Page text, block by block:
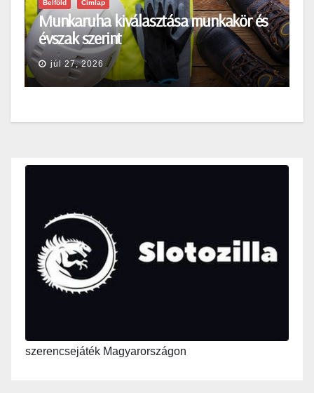
Belföld Címlap
Munkaruha kiválasztása munkakör és
évszak szerint
júl 27, 2026
szerencsejáték Magyarországon